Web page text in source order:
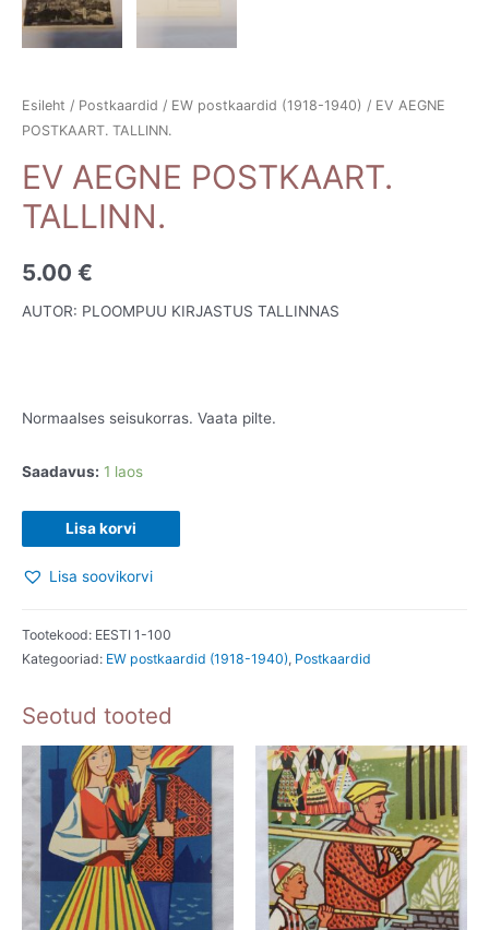
Esileht / Postkaardid / EW postkaardid (1918-1940) / EV AEGNE
POSTKAART. TALLINN.
EV AEGNE POSTKAART.
TALLINN.
5.00 €
AUTOR: PLOOMPUU KIRJASTUS TALLINNAS
Normaalses seisukorras. Vaata pilte.
Saadavus: 1 laos
AEGNE
POSTKAART.
kogus
Lisa korvi
Lisa soovikorvi
Tootekood: EESTI 1-100
Kategooriad: EW postkaardid (1918-1940), Postkaardid
Seotud tooted